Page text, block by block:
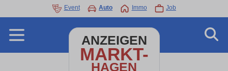
Event Auto Immo Job
ANZEIGEN
MARKT-
HAGEN